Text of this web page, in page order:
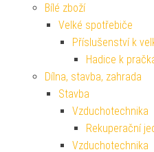
Bílé zboží
Velké spotřebiče
Příslušenství k
Hadice k
Dílna, stavba, zahrada
Stavba
Vzduchotechnika
Rekuperační
Vzduchotechnika